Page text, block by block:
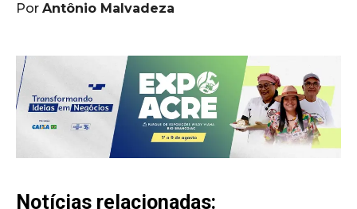
Por Antônio Malvadeza
Notícias relacionadas: